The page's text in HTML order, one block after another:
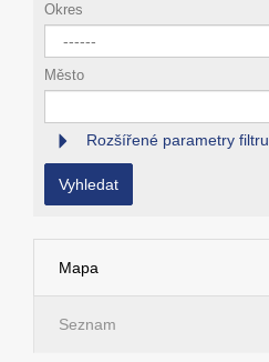
Okres
Město
Rozšířené parametry filtru
Vyhledat
Mapa
Seznam